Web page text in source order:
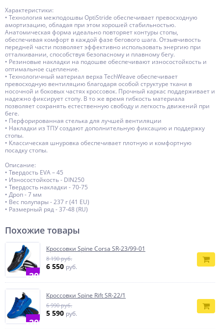
Характеристики:
• Технология межподошвы OptiStride обеспечивает превосходную
амортизацию, обладая при этом хорошей стабильностью.
Анатомическая форма идеально повторяет контуры стопы,
обеспечивая комфорт в каждой фазе бегового шага. Отзывчивость
передней части позволяет эффективно использовать энергию при
отталкивании, способствуя безопасному и плавному бегу.
• Резиновые накладки на подошве обеспечивают износостойкость и
оптимальное сцепление.
• Технологичный материал верха TechWeave обеспечивает
превосходную вентиляцию благодаря особой структуре ткани в
носочной и боковых частях кроссовок. Прочный каркас поддерживает и
надежно фиксирует стопу. В то же время гибкость материала
позволяет сохранять естественную свободу и легкость движений при
беге.
• Перфорированная стелька для лучшей вентиляции
• Накладки из ТПУ создают дополнительную фиксацию и поддержку
стопы.
• Классическая шнуровка обеспечивает плотную и комфортную
посадку стопы.
Описание:
• Твердость EVA – 45
• Износостойкость - DIN250
• Твердость накладки - 70-75
• Дроп - 7 мм
• Вес полупары - 237 г (41 EU)
• Размерный ряд - 37-48 (RU)
Похожие товары
-20%
Кроссовки Spine Corsa SR-23/99-01
8 190 руб.
6 550 руб.
-20%
Кроссовки Spine Rift SR-22/1
6 990 руб.
5 590 руб.